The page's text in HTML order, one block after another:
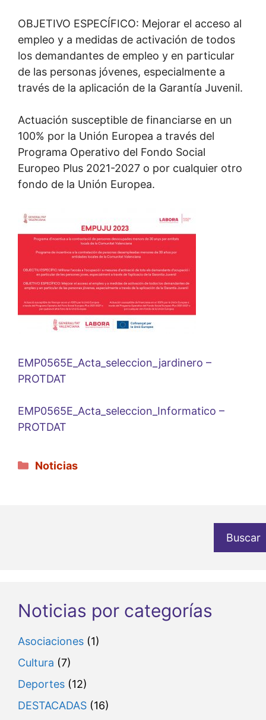
OBJETIVO ESPECÍFICO: Mejorar el acceso al
empleo y a medidas de activación de todos
los demandantes de empleo y en particular
de las personas jóvenes, especialmente a
través de la aplicación de la Garantía Juvenil.
Actuación susceptible de financiarse en un
100% por la Unión Europea a través del
Programa Operativo del Fondo Social
Europeo Plus 2021-2027 o por cualquier otro
fondo de la Unión Europea.
EMP0565E_Acta_seleccion_jardinero –
PROTDAT
EMP0565E_Acta_seleccion_Informatico –
PROTDAT
Categorías
Noticias
Buscar
Noticias por categorías
Asociaciones (1)
Cultura (7)
Deportes (12)
DESTACADAS (16)